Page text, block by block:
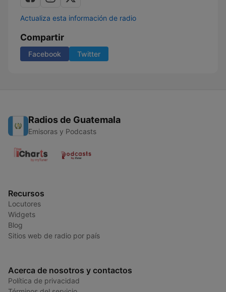
Actualiza esta información de radio
Compartir
Facebook Twitter
Radios de Guatemala
Emisoras y Podcasts
Recursos
Locutores
Widgets
Blog
Sitios web de radio por país
Acerca de nosotros y contactos
Política de privacidad